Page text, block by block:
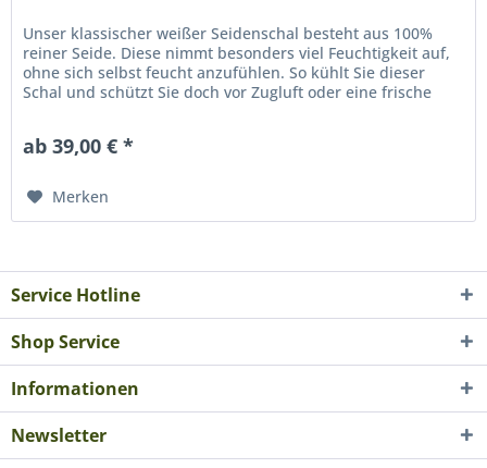
Unser klassischer weißer Seidenschal besteht aus 100%
reiner Seide. Diese nimmt besonders viel Feuchtigkeit auf,
ohne sich selbst feucht anzufühlen. So kühlt Sie dieser
Schal und schützt Sie doch vor Zugluft oder eine frische
ab 39,00 € *
Merken
Service Hotline
Shop Service
Informationen
Newsletter